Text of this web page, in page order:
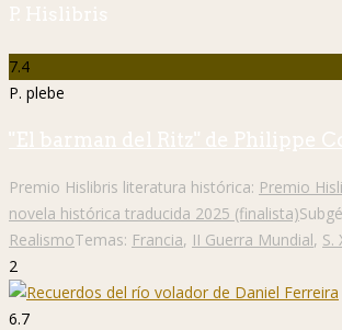
P. Hislibris
7.4
P. plebe
"El barman del Ritz" de Philippe
Premio Hislibris literatura histórica: Premio
novela histórica traducida 2025 (finalista)
RealismoTemas: Francia, II Guerra Mundial, S.
2
6.7